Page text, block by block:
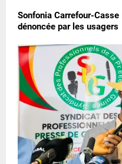
Sonfonia Carrefour-Casse
dénoncée par les usagers